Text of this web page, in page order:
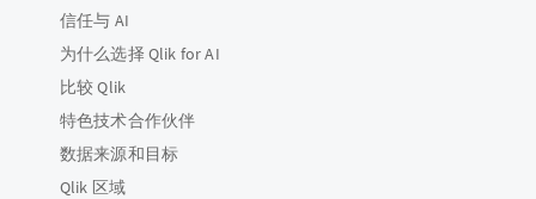
信任与 AI
为什么选择 Qlik for AI
比较 Qlik
特色技术合作伙伴
数据来源和目标
Qlik 区域